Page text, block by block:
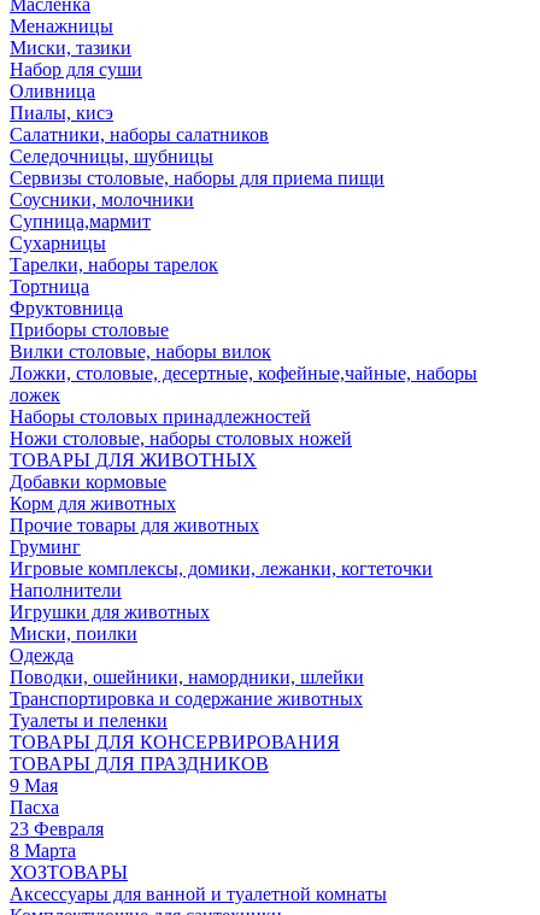
Масленка
Менажницы
Миски, тазики
Набор для суши
Оливница
Пиалы, кисэ
Салатники, наборы салатников
Селедочницы, шубницы
Сервизы столовые, наборы для приема пищи
Соусники, молочники
Супница,мармит
Сухарницы
Тарелки, наборы тарелок
Тортница
Фруктовница
Приборы столовые
Вилки столовые, наборы вилок
Ложки, столовые, десертные, кофейные,чайные, наборы
ложек
Наборы столовых принадлежностей
Ножи столовые, наборы столовых ножей
ТОВАРЫ ДЛЯ ЖИВОТНЫХ
Добавки кормовые
Корм для животных
Прочие товары для животных
Груминг
Игровые комплексы, домики, лежанки, когтеточки
Наполнители
Игрушки для животных
Миски, поилки
Одежда
Поводки, ошейники, намордники, шлейки
Транспортировка и содержание животных
Туалеты и пеленки
ТОВАРЫ ДЛЯ КОНСЕРВИРОВАНИЯ
ТОВАРЫ ДЛЯ ПРАЗДНИКОВ
9 Мая
Пасха
23 Февраля
8 Марта
ХОЗТОВАРЫ
Аксессуары для ванной и туалетной комнаты